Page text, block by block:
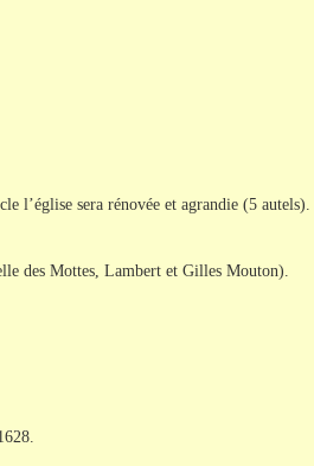
l’église sera rénovée et agrandie (5 autels).
des Mottes, Lambert et Gilles Mouton).